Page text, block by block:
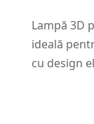
Lampă 3D
ideală
cu design